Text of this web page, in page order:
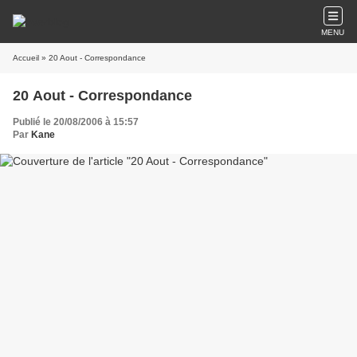
MENU
Accueil » 20 Aout - Correspondance
20 Aout - Correspondance
Publié le 20/08/2006 à 15:57
Par Kane